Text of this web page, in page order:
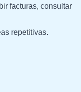
facturas, consultar
repetitivas.